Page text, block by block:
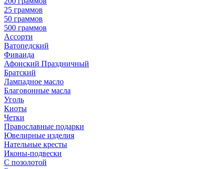
25 граммов
50 граммов
500 граммов
Ассорти
Ватопедский
Фиваида
Афонский Праздничный
Братский
Лампадное масло
Благовонные масла
Уголь
Киоты
Четки
Православные подарки
Ювелирные изделия
Нательные кресты
Иконы-подвески
С позолотой